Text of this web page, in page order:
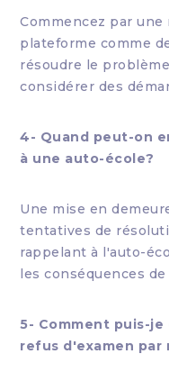
Commencez par
plateforme comme
résoudre le
considérer des
4- Quand peut-on
à une auto-école?
Une mise en
tentatives de
rappelant à l'auto-
les conséquences
5- Comment puis-
refus d'examen par